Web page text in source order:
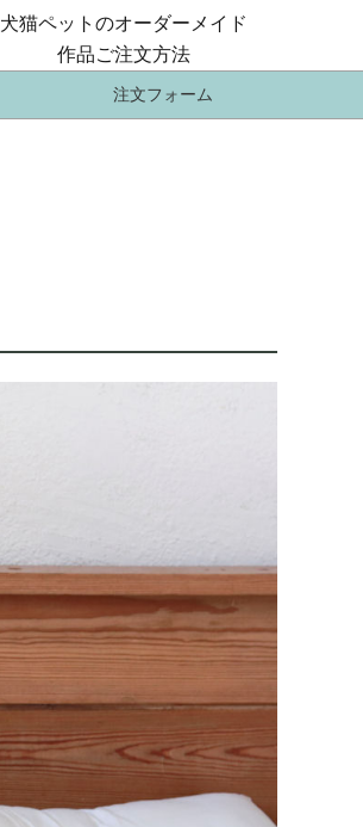
注文フォーム
犬猫ペットのオーダーメイド
作品ご注文方法